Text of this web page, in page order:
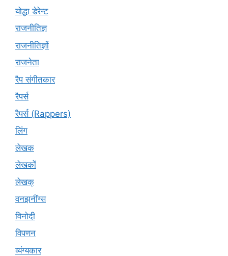
योद्धा डेरेन्ट
राजनीतिज्ञ
राजनीतिज्ञों
राजनेता
रैप संगीतकार
रैपर्स
रैपर्स (Rappers)
लिंग
लेखक
लेखकों
लेखक्
वनझनींग्स
विनोदी
विपणन
व्यंग्यकार